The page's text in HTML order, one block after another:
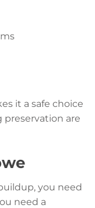
it a safe choice
are
you need
need a